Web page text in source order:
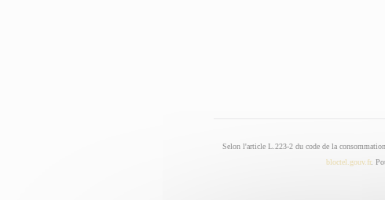
Selon l'article L.223-2 du code de la
bloctel.gouv.fr.